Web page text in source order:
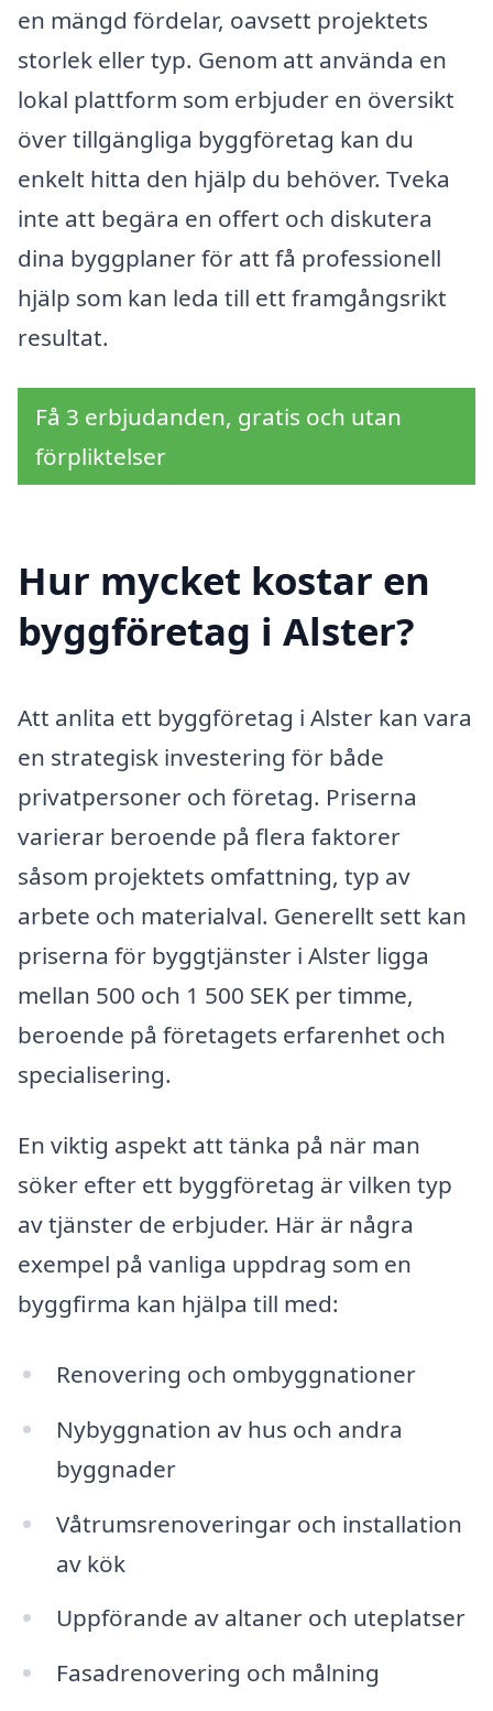
en mängd fördelar, oavsett projektets
storlek eller typ. Genom att använda en
lokal plattform som erbjuder en översikt
över tillgängliga byggföretag kan du
enkelt hitta den hjälp du behöver. Tveka
inte att begära en offert och diskutera
dina byggplaner för att få professionell
hjälp som kan leda till ett framgångsrikt
resultat.
Få 3 erbjudanden, gratis och utan
förpliktelser
Hur mycket kostar en
byggföretag i Alster?
Att anlita ett byggföretag i Alster kan vara
en strategisk investering för både
privatpersoner och företag. Priserna
varierar beroende på flera faktorer
såsom projektets omfattning, typ av
arbete och materialval. Generellt sett kan
priserna för byggtjänster i Alster ligga
mellan 500 och 1 500 SEK per timme,
beroende på företagets erfarenhet och
specialisering.
En viktig aspekt att tänka på när man
söker efter ett byggföretag är vilken typ
av tjänster de erbjuder. Här är några
exempel på vanliga uppdrag som en
byggfirma kan hjälpa till med:
Renovering och ombyggnationer
Nybyggnation av hus och andra
byggnader
Våtrumsrenoveringar och installation
av kök
Uppförande av altaner och uteplatser
Fasadrenovering och målning